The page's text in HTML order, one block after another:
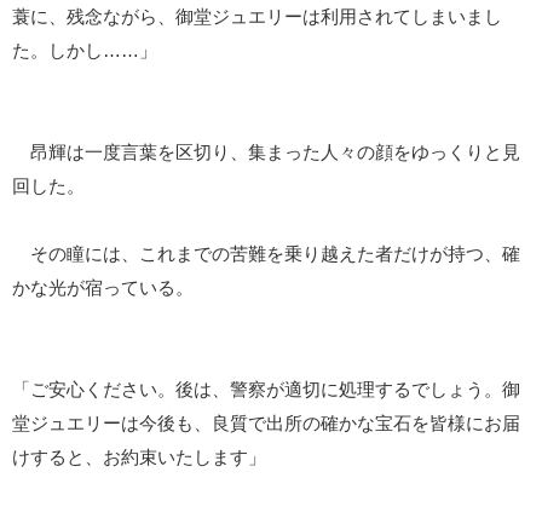
蓑に、残念ながら、御堂ジュエリーは利用されてしまいまし
た。しかし……」
昂輝は一度言葉を区切り、集まった人々の顔をゆっくりと見
回した。
その瞳には、これまでの苦難を乗り越えた者だけが持つ、確
かな光が宿っている。
「ご安心ください。後は、警察が適切に処理するでしょう。御
堂ジュエリーは今後も、良質で出所の確かな宝石を皆様にお届
けすると、お約束いたします」